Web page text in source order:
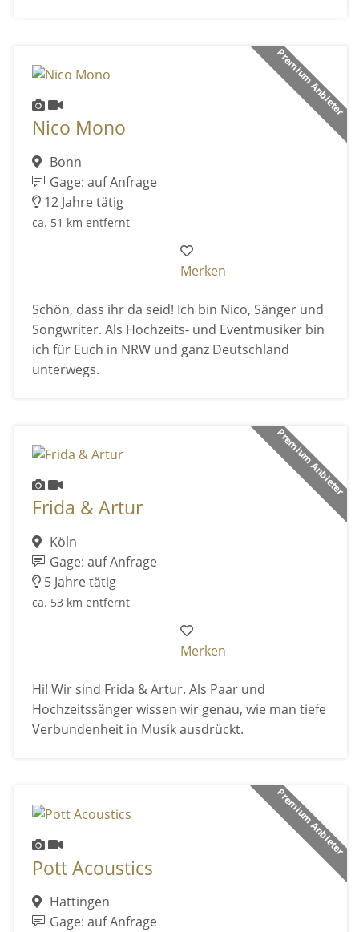
Premium Anbieter
Nico Mono
Bonn
Gage: auf Anfrage
12 Jahre tätig
ca. 51 km entfernt
Merken
Schön, dass ihr da seid! Ich bin Nico, Sänger und
Songwriter. Als Hochzeits- und Eventmusiker bin
ich für Euch in NRW und ganz Deutschland
unterwegs.
Premium Anbieter
Frida & Artur
Köln
Gage: auf Anfrage
5 Jahre tätig
ca. 53 km entfernt
Merken
Hi! Wir sind Frida & Artur. Als Paar und
Hochzeitssänger wissen wir genau, wie man tiefe
Verbundenheit in Musik ausdrückt.
Premium Anbieter
Pott Acoustics
Hattingen
Gage: auf Anfrage